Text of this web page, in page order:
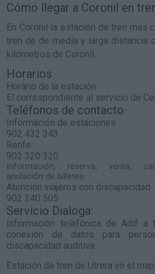
Cómo llegar a Coronil en
En Coronil la estación de tren más
tren de de media y larga distancia
kilómetros de Coronil.
Horarios
Horario de la estación
El correspondiente al servicio de
Teléfonos de contacto
Información de estaciones
902 432 343
Renfe:
902 320 320
Información, reserva, venta,
anulación de billetes
Atención viajeros con discapacidad
902 240 505
Servicio Dialoga:
Información telefónica de Adif a
conexión de datos para
discapacidad auditiva.
Estación de tren de Utrera en el